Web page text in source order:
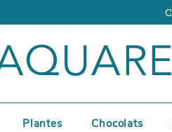
Plantes Chocolats